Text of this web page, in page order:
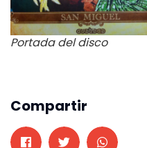
Portada del disco
Compartir